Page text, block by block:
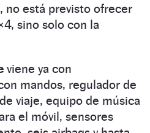
no está previsto ofrecer
sino solo con la
viene ya con
mandos, regulador de
viaje, equipo de música
el móvil, sensores